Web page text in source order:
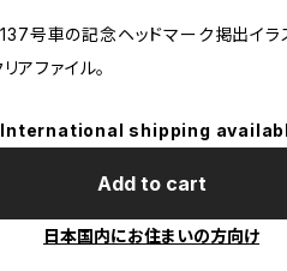
号車の記念ヘッドマーク掲出イラ
アファイル。
International shipping
Add to cart
日本国内にお住まいの方向け